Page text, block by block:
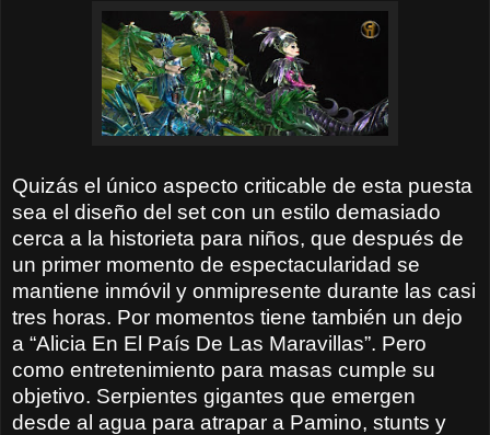
Quizás el único aspecto criticable de esta puesta
sea el diseño del set con un estilo demasiado
cerca a la historieta para niños, que después de
un primer momento de espectacularidad se
mantiene inmóvil y onmipresente durante las casi
tres horas. Por momentos tiene también un dejo
a “Alicia En El País De Las Maravillas”. Pero
como entretenimiento para masas cumple su
objetivo. Serpientes gigantes que emergen
desde al agua para atrapar a Pamino, stunts y